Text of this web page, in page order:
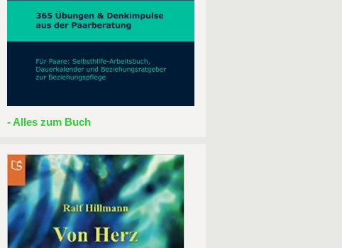
- Alles zum Buch